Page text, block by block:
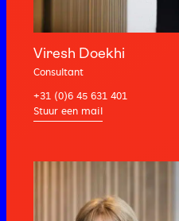
Viresh Doekhi
Consultant
+31 (0)6 45 631 401